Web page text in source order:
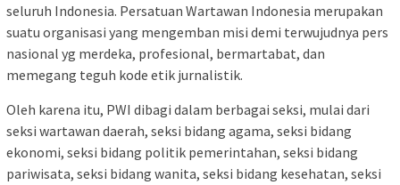
seluruh Indonesia. Persatuan Wartawan Indonesia merupakan
suatu organisasi yang mengemban misi demi terwujudnya pers
nasional yg merdeka, profesional, bermartabat, dan
memegang teguh kode etik jurnalistik.
Oleh karena itu, PWI dibagi dalam berbagai seksi, mulai dari
seksi wartawan daerah, seksi bidang agama, seksi bidang
ekonomi, seksi bidang politik pemerintahan, seksi bidang
pariwisata, seksi bidang wanita, seksi bidang kesehatan, seksi